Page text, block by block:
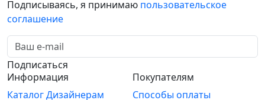
Подписываясь, я принимаю пользовательское
соглашение
Подписаться
Информация
КаталогДизайнерам
Покупателям
Способы оплаты